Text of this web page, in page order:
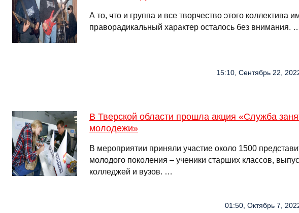
А то, что и группа и все творчество этого коллектива
праворадикальный характер осталось без внимания.
15:10, Сентябрь 22,
В Тверской области прошла акция «Служба
молодежи»
В мероприятии приняли участие около 1500
молодого поколения – ученики старших классов,
колледжей и вузов. …
01:50, Октябрь 7,